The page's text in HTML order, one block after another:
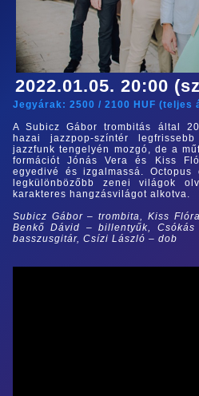
2022.01.05. 20:00
Jegyárak: 2500 / 2100 HUF (teljes
A Subicz Gábor trombitás által
hazai jazzpop-színtér
jazzfunk tengelyén mozgó, de a
formációt Jónás Vera és Kiss
egyedivé és izgalmassá.
legkülönbözőbb zenei világok
karakteres hangzásvilágot alkotva.
Subicz Gábor – trombita, Kiss
Benkő Dávid – billentyűk,
basszusgitár, Csízi László – dob